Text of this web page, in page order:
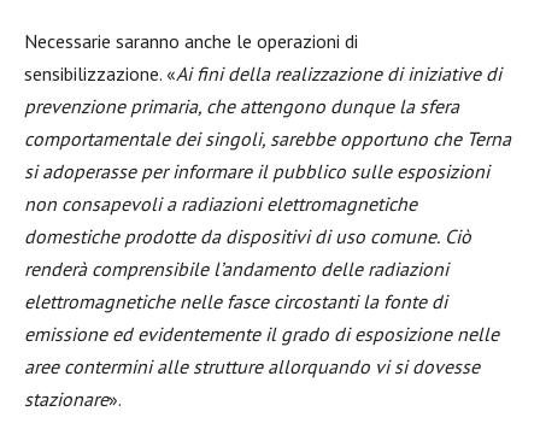
Necessarie saranno anche le operazioni di
sensibilizzazione. «Ai fini della realizzazione di iniziative di
prevenzione primaria, che attengono dunque la sfera
comportamentale dei singoli, sarebbe opportuno che Terna
si adoperasse per informare il pubblico sulle esposizioni
non consapevoli a radiazioni elettromagnetiche
domestiche prodotte da dispositivi di uso comune. Ciò
renderà comprensibile l’andamento delle radiazioni
elettromagnetiche nelle fasce circostanti la fonte di
emissione ed evidentemente il grado di esposizione nelle
aree contermini alle strutture allorquando vi si dovesse
stazionare».